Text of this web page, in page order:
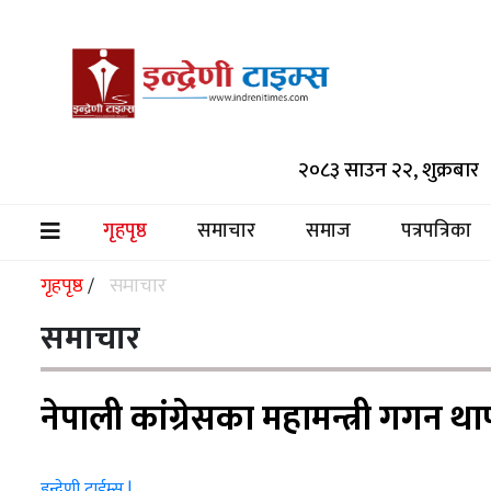
२०८३ साउन २२, शुक्रबार
गृहपृष्ठ
(current) समाचार समाज पत्रपत्रिका
पत्रपत्रिका
मनोरञ्जन
विश्व
स्वास्थ्य
अर्थ/
गृहपृष्ठ/ समाचार
समाचार
नेपाली कांग्रेसका महामन्त्री गगन